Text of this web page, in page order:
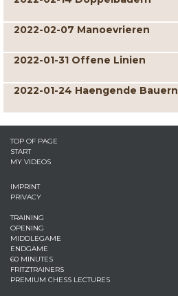
2022-02-07 Manoevrieren
2022-01-31 Offene Linien
2022-01-24 Haengende Bauern
TOP OF PAGE
START
MY VIDEOS
IMPRINT
PRIVACY
TRAINING
OPENING
MIDDLEGAME
ENDGAME
60 MINUTES
FRITZTRAINERS
PREMIUM CHESS LECTURES